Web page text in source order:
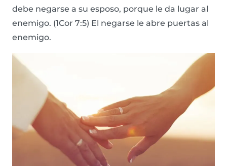
debe negarse a su esposo, porque le da lugar al
enemigo. (1Cor 7:5) El negarse le abre puertas al
enemigo.